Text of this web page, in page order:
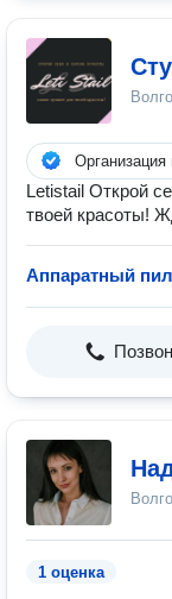
Организация
Letistail Открой
твоей красоты!
Аппаратный
1 оценка